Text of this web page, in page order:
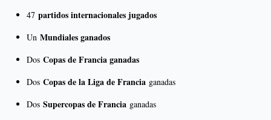
47 partidos internacionales jugados
Un Mundiales ganados
Dos Copas de Francia ganadas
Dos Copas de la Liga de Francia ganadas
Dos Supercopas de Francia ganadas